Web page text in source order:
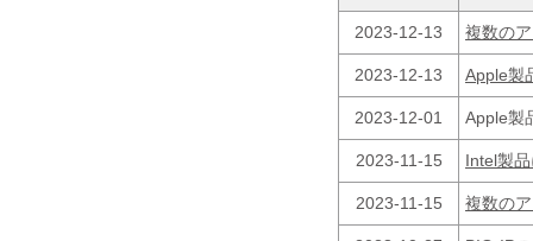
2023-12-13 複数の
2023-12-13 Apple製
2023-12-01 Apple製
2023-11-15 Intel製
2023-11-15 複数の